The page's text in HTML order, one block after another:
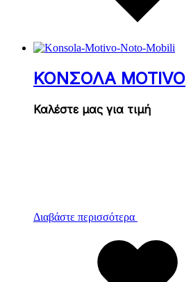
ΚΟΝΣΟΛΑ MOTIVO
Καλέστε μας για τιμή
Διαβάστε περισσότερα